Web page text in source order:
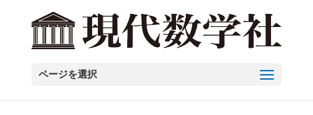
ページを選択